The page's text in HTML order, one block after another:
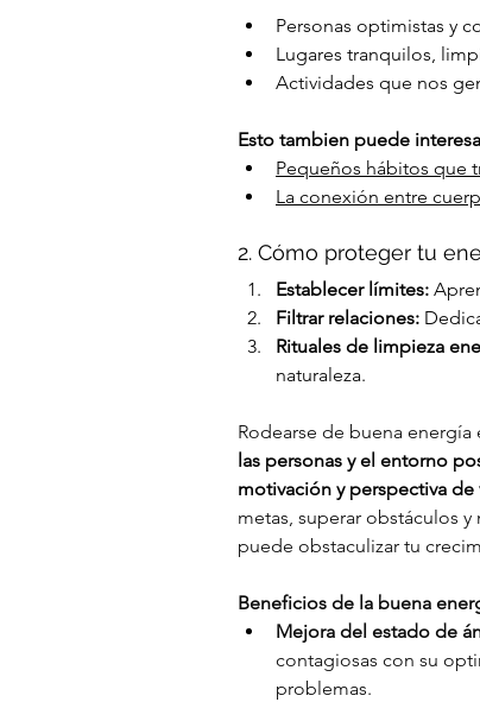
Personas optimistas y
Lugares tranquilos,
Actividades que nos
Esto tambien puede
Pequeños hábitos que
La conexión entre
2. Cómo proteger tu
Establecer límites:
Filtrar relaciones:
Rituales de limpieza
naturaleza.
Rodearse de buena energía
las personas y el entorno
motivación y perspectiva de
metas, superar obstáculos
puede obstaculizar tu
Beneficios de la buena
Mejora del estado de
contagiosas con su
problemas.